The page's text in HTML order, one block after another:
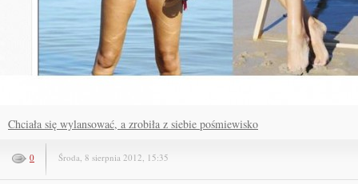
Chciała się wylansować, a zrobiła z siebie pośmiewisko
0 Środa, 8 sierpnia 2012, 15:35